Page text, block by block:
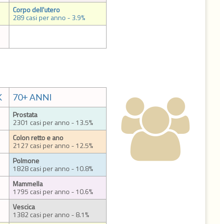
Corpo dell'utero
289 casi per anno - 3.9%
70+ ANNI
Prostata
2301 casi per anno - 13.5%
Colon retto e ano
2127 casi per anno - 12.5%
Polmone
1828 casi per anno - 10.8%
Mammella
1795 casi per anno - 10.6%
Vescica
1382 casi per anno - 8.1%